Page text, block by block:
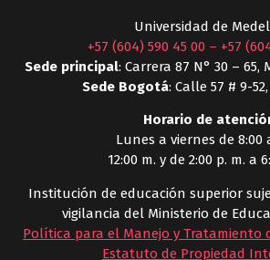
Universidad de
+57 (604) 590 45 00 – +57
Sede principal: Carrera 87 N° 30 –
Sede Bogotá: Calle 57 # 9-
Horario de
Lunes a viernes de 8:00
12:00 m. y de 2:00 p. m. a
Institución de educación superior
vigilancia del Ministerio de
Política para el Manejo y Tratamiento
Estatuto de Propiedad